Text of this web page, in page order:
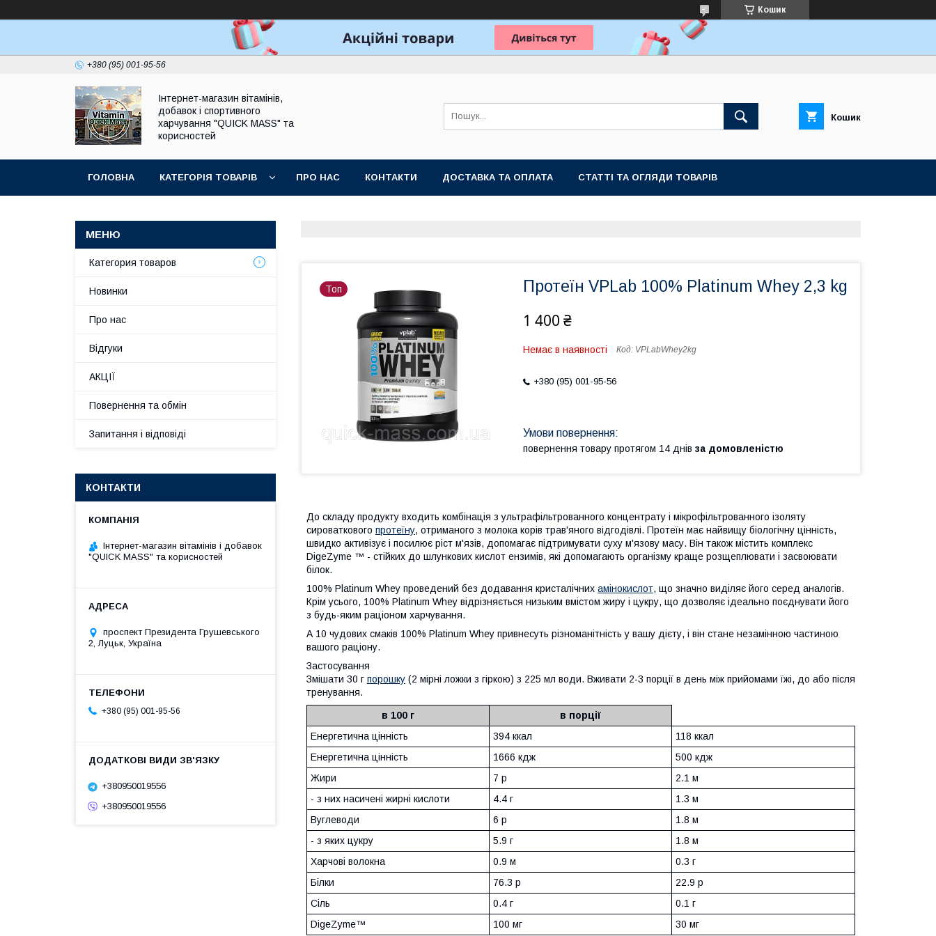
Кошик
+380 (95) 001-95-56
Інтернет-магазин вітамінів,
добавок і спортивного
харчування "QUICK MASS" та
корисностей
Кошик
ГОЛОВНА КАТЕГОРІЯ ТОВАРІВ ПРО НАС КОНТАКТИ ДОСТАВКА ТА ОПЛАТА СТАТТІ ТА ОГЛЯДИ ТОВАРІВ
Топ Протеїн VPLab 100% Platinum Whey 2,3 kg
1 400 ₴
Немає в наявності Код: VPLabWhey2kg
+380 (95) 001-95-56
повернення товару протягом 14 днів за домовленістю
До складу продукту входить комбінація з ультрафільтрованного концентрату і мікрофільтрованного ізоляту
сироваткового протеїну, отриманого з молока корів трав'яного відгодівлі. Протеїн має найвищу біологічну цінність,
швидко активізує і посилює ріст м'язів, допомагає підтримувати суху м'язову масу. Він також містить комплекс
DigeZyme ™ - стійких до шлункових кислот ензимів, які допомагають організму краще розщеплювати і засвоювати
білок.
100% Platinum Whey проведений без додавання кристалічних амінокислот, що значно виділяє його серед аналогів.
Крім усього, 100% Platinum Whey відрізняється низьким вмістом жиру і цукру, що дозволяє ідеально поєднувати його
з будь-яким раціоном харчування.
А 10 чудових смаків 100% Platinum Whey привнесуть різноманітність у вашу дієту, і він стане незамінною частиною
вашого раціону.
Застосування
Змішати 30 г порошку (2 мірні ложки з гіркою) з 225 мл води. Вживати 2-3 порції в день між прийомами їжі, до або після
тренування.
в 100 г
в порції
Енергетична цінність
394 ккал
118 ккал
Енергетична цінність
1666 кдж
500 кдж
Жири
7 р
2.1 м
- з них насичені жирні кислоти
4.4 г
1.3 м
Вуглеводи
6 р
1.8 м
- з яких цукру
5.9 г
1.8 м
Харчові волокна
0.9 м
0.3 г
Білки
76.3 р
22.9 р
Сіль
0.4 г
0.1 г
DigeZyme™
100 мг 30 мг
Категория товаров
Новинки
Про нас
Відгуки
АКЦІЇ
Повернення та обмін
Запитання і відповіді
КОНТАКТИ
Інтернет-магазин вітамінів і добавок
"QUICK MASS" та корисностей
проспект Президента Грушевського
2, Луцьк, Україна
+380 (95) 001-95-56
+380950019556
+380950019556